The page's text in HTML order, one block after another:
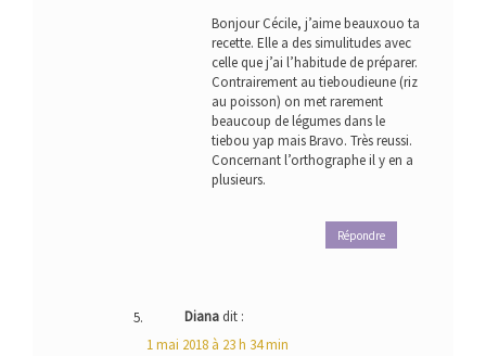
Bonjour Cécile, j’aime beauxouo ta
recette. Elle a des simulitudes avec
celle que j’ai l’habitude de préparer.
Contrairement au tieboudieune (riz
au poisson) on met rarement
beaucoup de légumes dans le
tiebou yap mais Bravo. Très reussi.
Concernant l’orthographe il y en a
plusieurs.
Répondre
Diana dit :
1 mai 2018 à 23 h 34 min